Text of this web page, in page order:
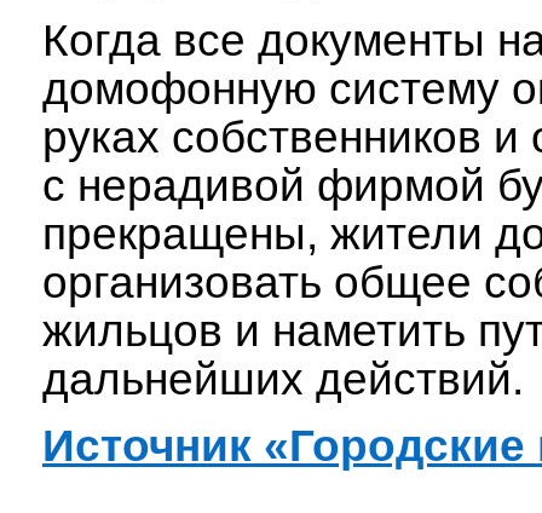
Когда все документы
домофонную систему
руках собственников
с нерадивой фирмой
прекращены, жители
организовать общее
жильцов и наметить
дальнейших действий.
Источник «Городские